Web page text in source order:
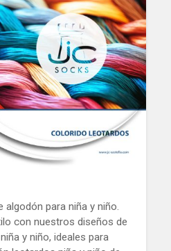
para niña y niño.
con nuestros diseños de
y niño, ideales para